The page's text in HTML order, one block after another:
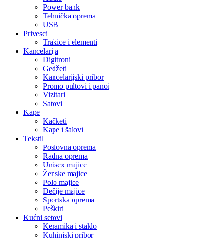
Power bank
Tehnička oprema
USB
Privesci
Trakice i elementi
Kancelarija
Digitroni
Gedžeti
Kancelarijski pribor
Promo pultovi i panoi
Vizitari
Satovi
Kape
Kačketi
Kape i šalovi
Tekstil
Poslovna oprema
Radna oprema
Unisex majice
Ženske majice
Polo majice
Dečije majice
Sportska oprema
Peškiri
Kućni setovi
Keramika i staklo
Kuhinjski pribor